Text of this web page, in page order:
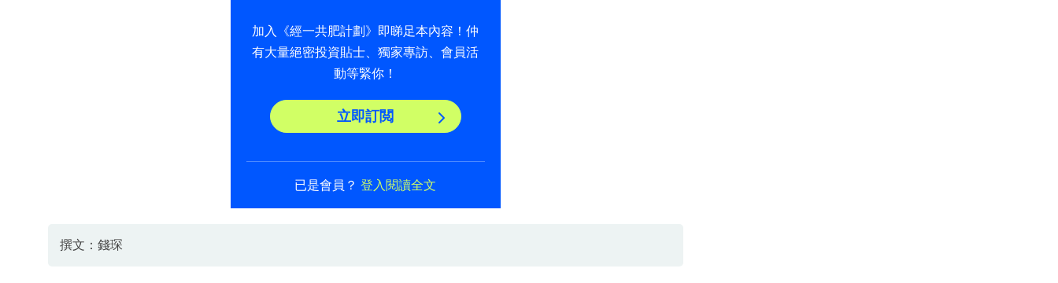
加入《經一共肥計劃》即睇足本內容！仲
有大量絕密投資貼士、獨家專訪、會員活
動等緊你！
立即訂閲
已是會員？登入閱讀全文
撰文：錢琛